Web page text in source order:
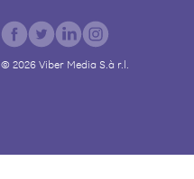
© 2026Viber Media S.à r.l.